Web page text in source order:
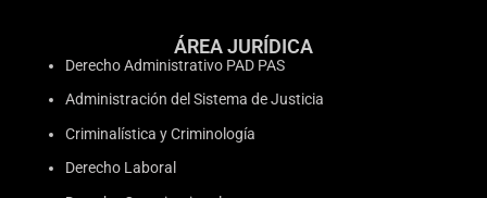
ÁREA JURÍDICA
Derecho Administrativo PAD PAS
Administración del Sistema de Justicia
Criminalística y Criminología
Derecho Laboral